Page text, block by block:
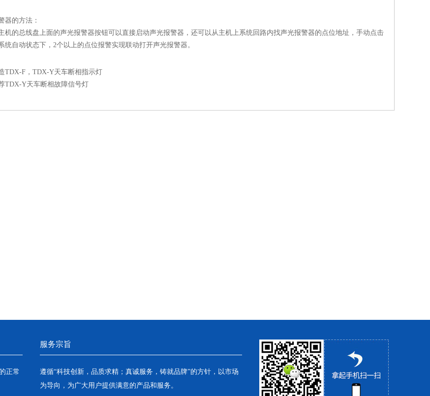
的方法：
的总线盘上面的声光报警器按钮可以直接启动声光报警器，还可以从主机上系统回路内找声光报警器的点位地址，手动点击
统自动状态下，2个以上的点位报警实现联动打开声光报警器。
TDX-F，TDX-Y天车断相指示灯
TDX-Y天车断相故障信号灯
正常
服务宗旨
遵循“科技创新，品质求精；真诚服务，铸就品牌”的方针，以市场
为导向，为广大用户提供满意的产品和服务。